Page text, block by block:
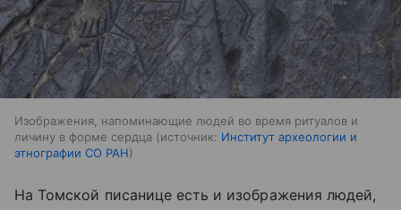
Изображения, напоминающие людей во время ритуалов и
личину в форме сердца
источник: Институт археологии и
этнографии СО РАН
На Томской писанице есть и изображения людей,